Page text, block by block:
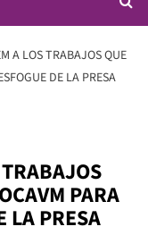
A LOS TRABAJOS QUE
DE LA PRESA
PARA
LA PRESA